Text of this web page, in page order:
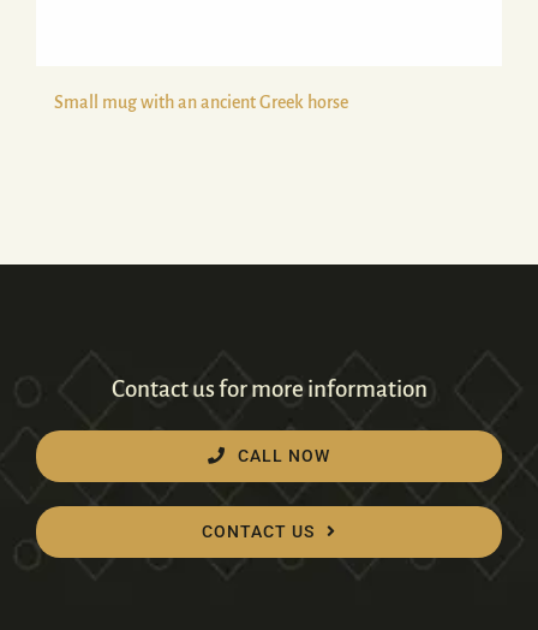
Small mug with an ancient Greek horse
Contact us for more information
CALL NOW
CONTACT US